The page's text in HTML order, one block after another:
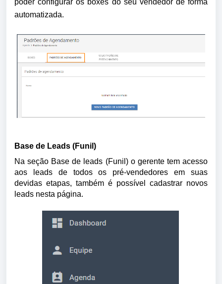
automatizada.
Base de Leads (Funil)
Na seção Base de leads (Funil) o gerente tem acesso
aos leads de todos os pré-vendedores em suas
devidas etapas, também é possível cadastrar novos
leads nesta página.